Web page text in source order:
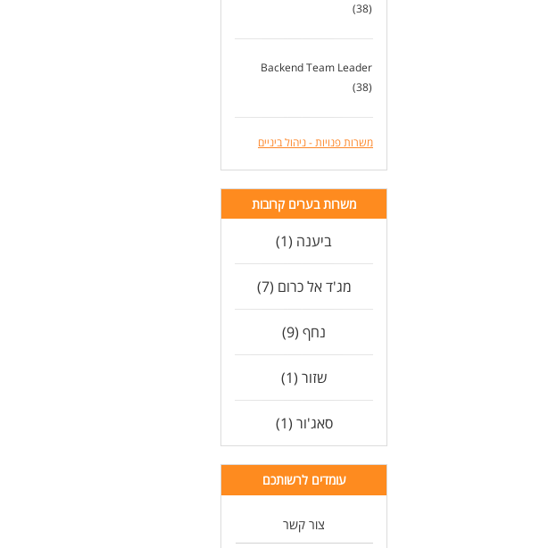
(38)
Backend Team Leader
(38)
משרות פנויות - ניהול ביניים
משרות בערים קרובות
ביענה (1)
מג'ד אל כרום (7)
נחף (9)
שזור (1)
סאג'ור (1)
עומדים לרשותכם
צור קשר